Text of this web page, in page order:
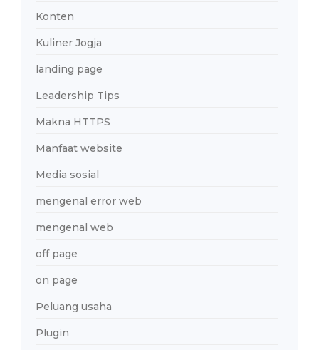
Konten
Kuliner Jogja
landing page
Leadership Tips
Makna HTTPS
Manfaat website
Media sosial
mengenal error web
mengenal web
off page
on page
Peluang usaha
Plugin